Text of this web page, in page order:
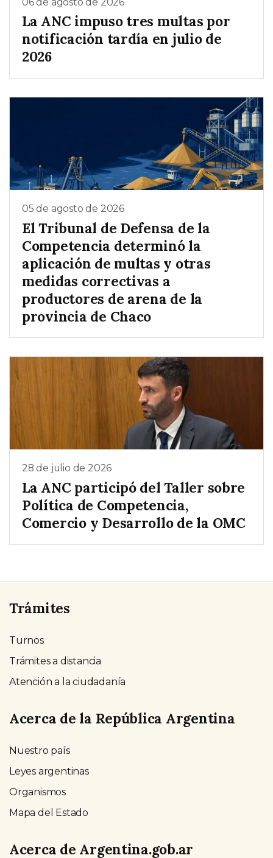
La ANC impuso tres multas por
notificación tardía en julio de
2026
05 de agosto de 2026
El Tribunal de Defensa de la
Competencia determinó la
aplicación de multas y otras
medidas correctivas a
productores de arena de la
provincia de Chaco
28 de julio de 2026
La ANC participó del Taller sobre
Política de Competencia,
Comercio y Desarrollo de la OMC
Trámites
Turnos
Trámites a distancia
Atención a la ciudadanía
Acerca de la República Argentina
Nuestro país
Leyes argentinas
Organismos
Mapa del Estado
Acerca de Argentina.gob.ar